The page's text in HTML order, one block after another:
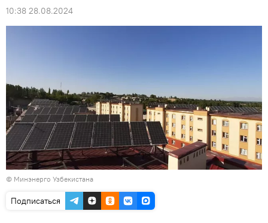
10:38 28.08.2024
© Минэнерго Узбекистана
Подписаться